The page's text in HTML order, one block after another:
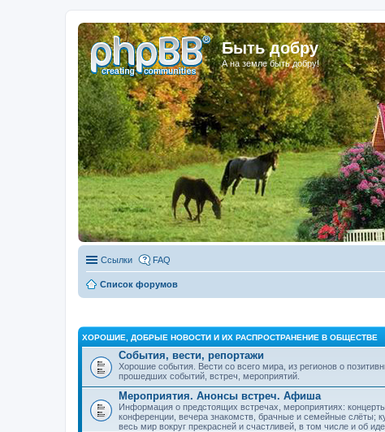
Быть добру
А на земле быть добру!
Ссылки FAQ
Список форумов
ХОРОШИЕ, ДОБРЫЕ НОВОСТИ И ИХ РАСПРОСТРАНЕНИЕ В ОБЩЕСТВЕ
События, вести, репортажи
Хорошие события. Вести со всего мира, из регионов о
прошедших событий, встреч, мероприятий.
Мероприятия. Анонсы встреч. Афиша
Информация о предстоящих встречах, мероприятиях:
конференции, вечера знакомств, брачные и семейные слёты;
весь мир вокруг прекрасней и счастливей, в том числе и об